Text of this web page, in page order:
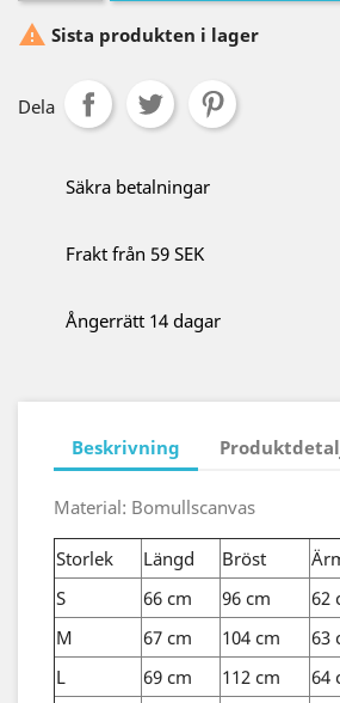
 Sista produkten i lager
Dela
Säkra betalningar
Frakt från 59 SEK
Ångerrätt 14 dagar
Beskrivning
Material: Bomullscanvas
Storlek Längd Bröst
S
66 cm 96 cm
62
M
67 cm 104 cm
63
L
69 cm 112 cm
64